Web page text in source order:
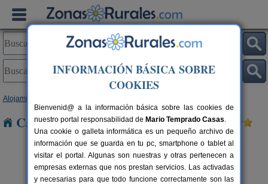
Alojamientos
Casas Rurales cerca de Adradas
INFORMACIÓN BÁSICA SOBRE
COOKIES
Bienvenid@ a la información básica sobre las cookies de
nuestro portal responsabilidad de Mario Temprado Casas.
Una cookie o galleta informática es un pequeño archivo de
información que se guarda en tu pc, smartphone o tablet al
visitar el portal. Algunas son nuestras y otras pertenecen a
empresas externas que nos prestan servicios. Las activadas
y necesarias para que todo funcione correctamente son las